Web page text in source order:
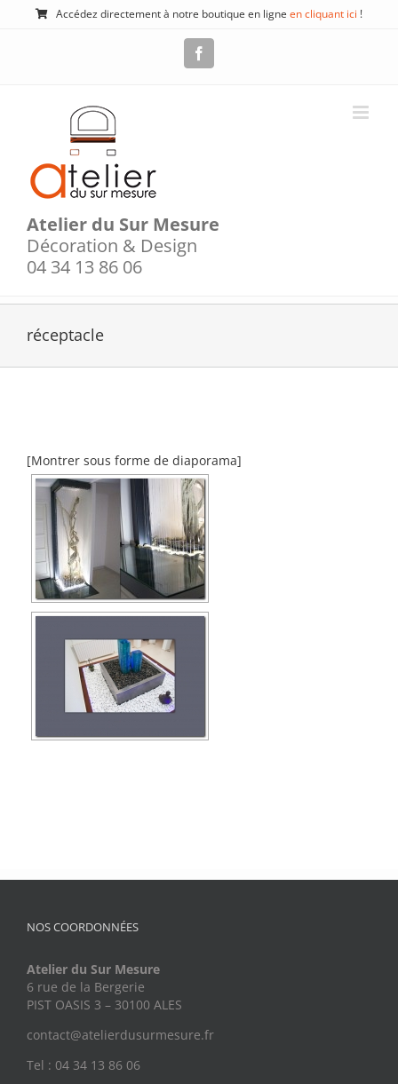
Passer
Accédez directement à notre boutique en ligne en cliquant ici !
Atelier du Sur Mesure
Décoration & Design
04 34 13 86 06
réceptacle
[Montrer sous forme de diaporama]
NOS COORDONNÉES
Atelier du Sur Mesure
6 rue de la Bergerie
PIST OASIS 3 – 30100 ALES
contact@atelierdusurmesure.fr
Tel : 04 34 13 86 06